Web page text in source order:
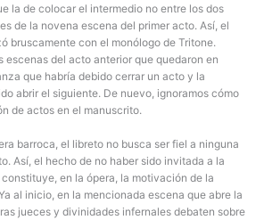
la de colocar el intermedio no entre los dos
de la novena escena del primer acto. Así, el
bruscamente con el monólogo de Tritone.
escenas del acto anterior que quedaron en
que habría debido cerrar un acto y la
abrir el siguiente. De nuevo, ignoramos cómo
de actos en el manuscrito.
barroca, el libreto no busca ser fiel a ninguna
Así, el hecho de no haber sido invitada a la
en la ópera, la motivación de la
al inicio, en la mencionada escena que abre la
jueces y divinidades infernales debaten sobre